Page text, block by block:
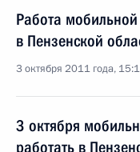
Работа
в Пензенской
3 октября 2011 года,
3 октября
работать в